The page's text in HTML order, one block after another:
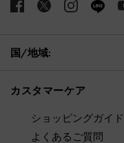
国/地域:
カスタマーケア
ショッピングガイド
よくあるご質問